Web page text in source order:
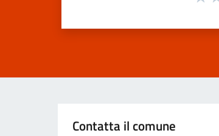
Contatta il comune